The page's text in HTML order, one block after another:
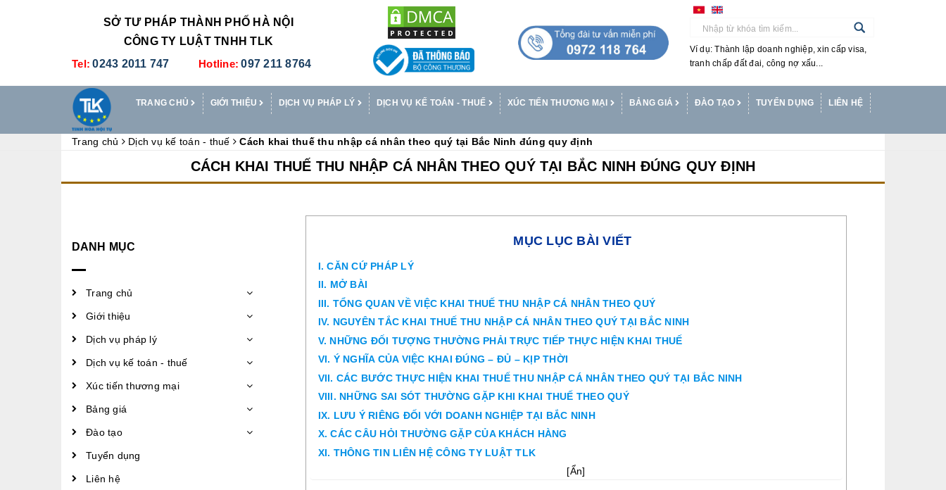
SỞ TƯ PHÁP THÀNH PHỐ HÀ NỘI
CÔNG TY LUẬT TNHH TLK
Tel: 0243 2011 747 Hotline: 097 211 8764
Ví dụ: Thành lập doanh nghiệp, xin cấp visa,
tranh chấp đất đai, công nợ xấu...
TRANG CHỦ GIỚI THIỆU DỊCH VỤ PHÁP LÝ DỊCH VỤ KẾ TOÁN - THUẾ XÚC TIẾN THƯƠNG MẠI BẢNG GIÁ ĐÀO TẠO TUYỂN DỤNG LIÊN HỆ
Trang chủ Dịch vụ kế toán - thuế Cách khai thuế thu nhập cá nhân theo quý tại Bắc Ninh đúng quy định
CÁCH KHAI THUẾ THU NHẬP CÁ NHÂN THEO QUÝ TẠI BẮC NINH ĐÚNG QUY ĐỊNH
MỤC LỤC BÀI VIẾT
I. CĂN CỨ PHÁP LÝ
II. MỞ BÀI
III. TỔNG QUAN VỀ VIỆC KHAI THUẾ THU NHẬP CÁ NHÂN THEO QUÝ
IV. NGUYÊN TẮC KHAI THUẾ THU NHẬP CÁ NHÂN THEO QUÝ TẠI BẮC NINH
V. NHỮNG ĐỐI TƯỢNG THƯỜNG PHẢI TRỰC TIẾP THỰC HIỆN KHAI THUẾ
VI. Ý NGHĨA CỦA VIỆC KHAI ĐÚNG – ĐỦ – KỊP THỜI
VII. CÁC BƯỚC THỰC HIỆN KHAI THUẾ THU NHẬP CÁ NHÂN THEO QUÝ TẠI BẮC NINH
VIII. NHỮNG SAI SÓT THƯỜNG GẶP KHI KHAI THUẾ THEO QUÝ
IX. LƯU Ý RIÊNG ĐỐI VỚI DOANH NGHIỆP TẠI BẮC NINH
X. CÁC CÂU HỎI THƯỜNG GẶP CỦA KHÁCH HÀNG
XI. THÔNG TIN LIÊN HỆ CÔNG TY LUẬT TLK
[Ẩn]
DANH MỤC
Trang chủ
Giới thiệu
Dịch vụ pháp lý
Dịch vụ kế toán - thuế
Xúc tiến thương mại
Bảng giá
Đào tạo
Tuyển dụng
Liên hệ